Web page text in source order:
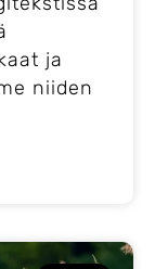
ja
niiden